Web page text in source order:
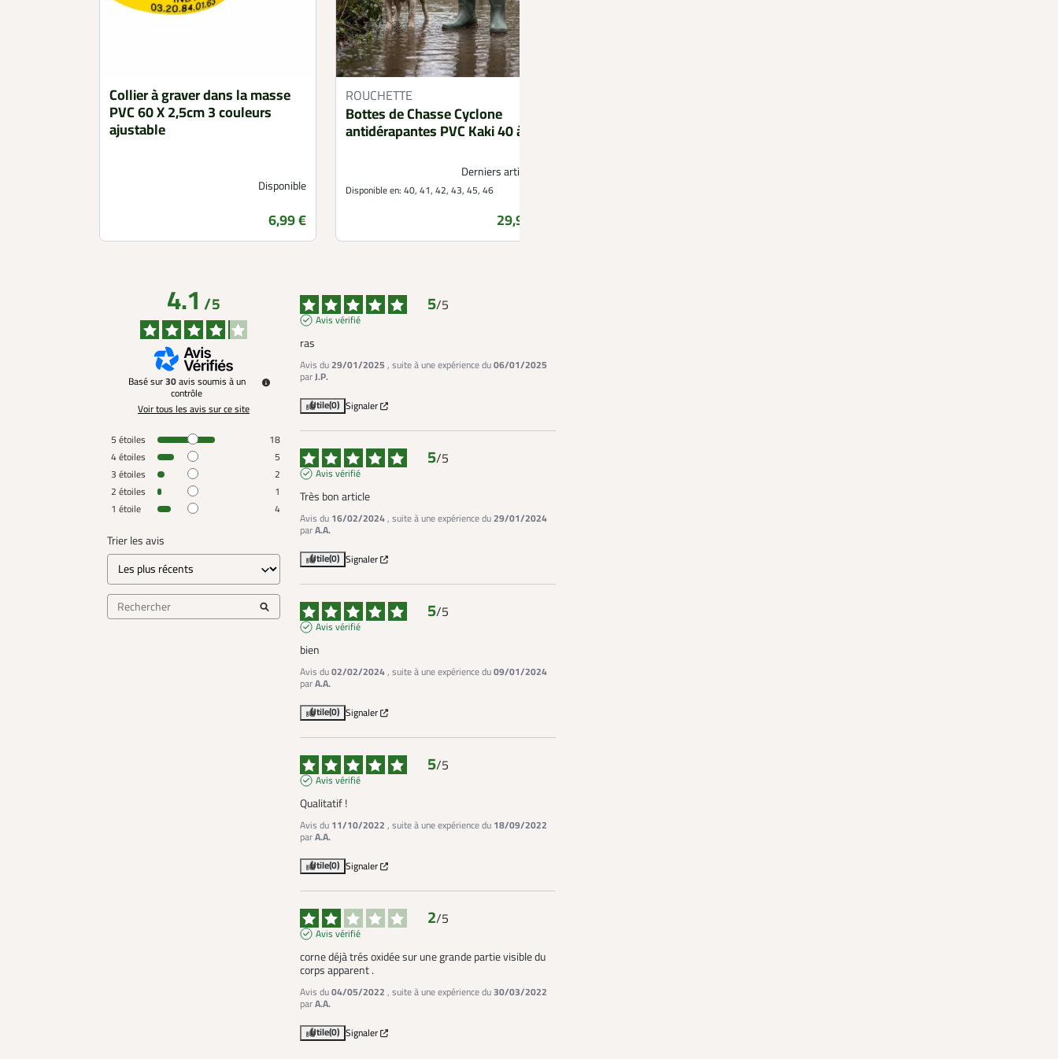
Collier à graver dans la masse
PVC 60 X 2,5cm 3 couleurs
ajustable
Disponible
Prix
6,99 €
ROUCHETTE
Bottes de Chasse Cyclone
antidérapantes PVC Kaki 40 à 46
Derniers articles !
Disponible en: 40, 41, 42, 43, 45, 46
Prix
29,99 €
4.1/5
Basé sur30avis soumis à un
contrôle
Voir tous les avis sur ce site
5 étoiles
18
4étoiles
5
3 étoiles
2
2 étoiles
1
1 étoile 4
Trier les avis
5/5
Avis vérifié
ras
Avis du29/01/2025 , suite à une expérience du06/01/2025
parJ.P.
Utile(0) Signaler
5/5
Avis vérifié
Très bon article
Avis du 16/02/2024, suite à une expérience du29/01/2024
parA.A.
Utile(0) Signaler
5/5
Avis vérifié
bien
Avis du02/02/2024, suite à une expérience du09/01/2024
parA.A.
Utile(0) Signaler
5/5
Avis vérifié
Qualitatif !
Avis du 11/10/2022 , suite à une expérience du 18/09/2022
parA.A.
Utile(0) Signaler
2/5
Avis vérifié
corne déjà trés oxidée sur une grande partie visible du
corps apparent .
Avis du04/05/2022 , suite à une expérience du30/03/2022
parA.A.
Utile(0) Signaler